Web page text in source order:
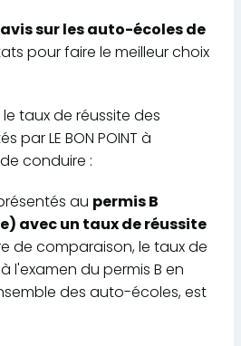
sur les auto-écoles de
pour faire le meilleur choix
taux de réussite des
par LE BON POINT à
conduire :
au permis B
avec un taux de réussite
de comparaison, le taux de
l'examen du permis B en
des auto-écoles, est